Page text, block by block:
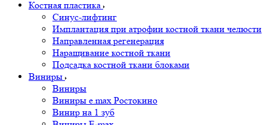
Костная пластика
Cинус-лифтинг
Имплантация при атрофии костной ткани челюсти
Направленная регенерация
Наращивание костной ткани
Подсадка костной ткани блоками
Виниры
Виниры
Виниры e.max Ростокино
Винир на 1 зуб